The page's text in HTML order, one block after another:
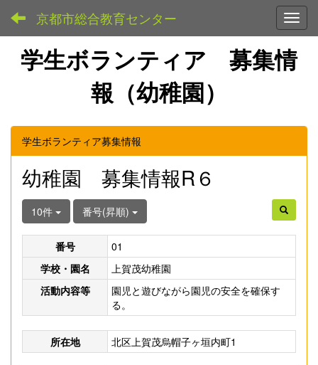
京都市総合教育センター
学生ボランティア 募集情
報（幼稚園）
学生ボランティア募集情報
幼稚園 募集情報R６
10件 番号(昇順)
番号
01
学校・園名
上賀茂幼稚園
活動内容等
園児と遊びながら園児の安全を確保す
る。
所在地 北区上賀茂烏帽子ヶ垣内町1